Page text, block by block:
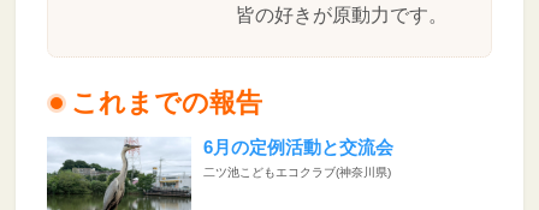
皆の好きが原動力です。
これまでの報告
6月の定例活動と交流会
二ツ池こどもエコクラブ(神奈川県)